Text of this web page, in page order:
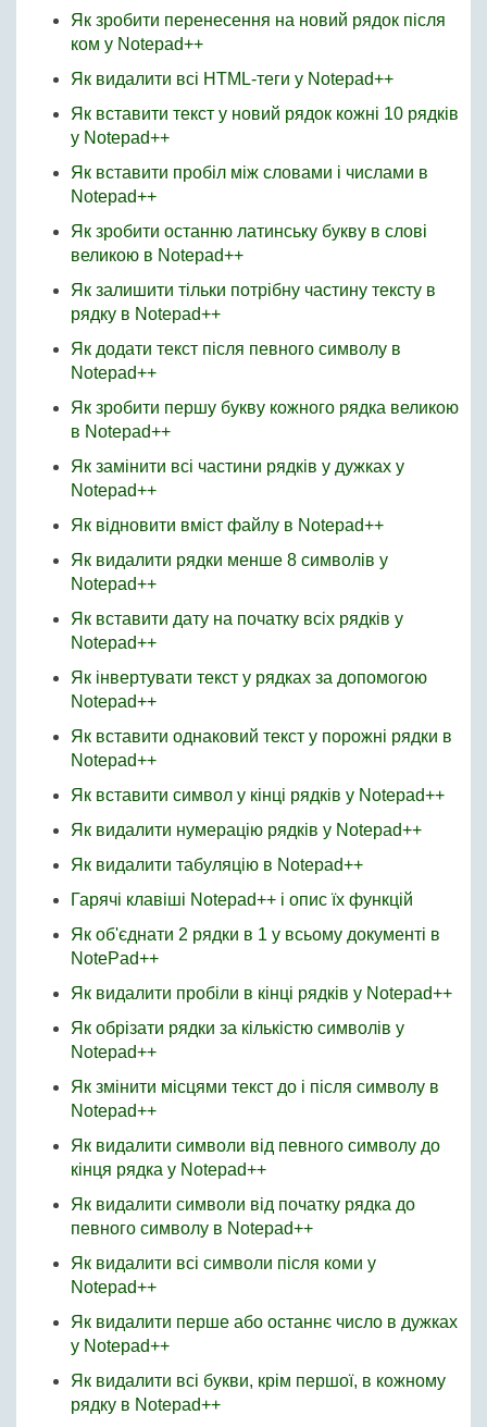
Як зробити перенесення на новий рядок після
ком у Notepad++
Як видалити всі HTML-теги у Notepad++
Як вставити текст у новий рядок кожні 10 рядків
у Notepad++
Як вставити пробіл між словами і числами в
Notepad++
Як зробити останню латинську букву в слові
великою в Notepad++
Як залишити тільки потрібну частину тексту в
рядку в Notepad++
Як додати текст після певного символу в
Notepad++
Як зробити першу букву кожного рядка великою
в Notepad++
Як замінити всі частини рядків у дужках у
Notepad++
Як відновити вміст файлу в Notepad++
Як видалити рядки менше 8 символів у
Notepad++
Як вставити дату на початку всіх рядків у
Notepad++
Як інвертувати текст у рядках за допомогою
Notepad++
Як вставити однаковий текст у порожні рядки в
Notepad++
Як вставити символ у кінці рядків у Notepad++
Як видалити нумерацію рядків у Notepad++
Як видалити табуляцію в Notepad++
Гарячі клавіші Notepad++ і опис їх функцій
Як об'єднати 2 рядки в 1 у всьому документі в
NotePad++
Як видалити пробіли в кінці рядків у Notepad++
Як обрізати рядки за кількістю символів у
Notepad++
Як змінити місцями текст до і після символу в
Notepad++
Як видалити символи від певного символу до
кінця рядка у Notepad++
Як видалити символи від початку рядка до
певного символу в Notepad++
Як видалити всі символи після коми у
Notepad++
Як видалити перше або останнє число в дужках
у Notepad++
Як видалити всі букви, крім першої, в кожному
рядку в Notepad++